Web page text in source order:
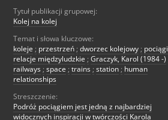
Tytuł publikacji grupowej:
Kolej na kolej
Temat i słowa kluczowe:
koleje ; przestrzeń ; dworzec kolejowy ; pociągi
relacje międzyludzkie ; Graczyk, Karol (1984 -)
railways ; space ; trains ; station ; human
relationships
Streszczenie:
Podróż pociągiem jest jedną z najbardziej
widocznych inspiracji w twórczości Karola